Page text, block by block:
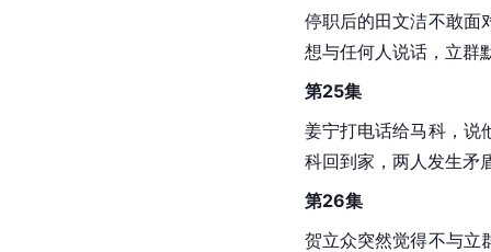
停职后的田文洁不敢面
想与任何人说话，立群
第25集
姜宁打电话给马科，说
科回到家，两人发生矛
第26集
贺立众突然觉得不与立